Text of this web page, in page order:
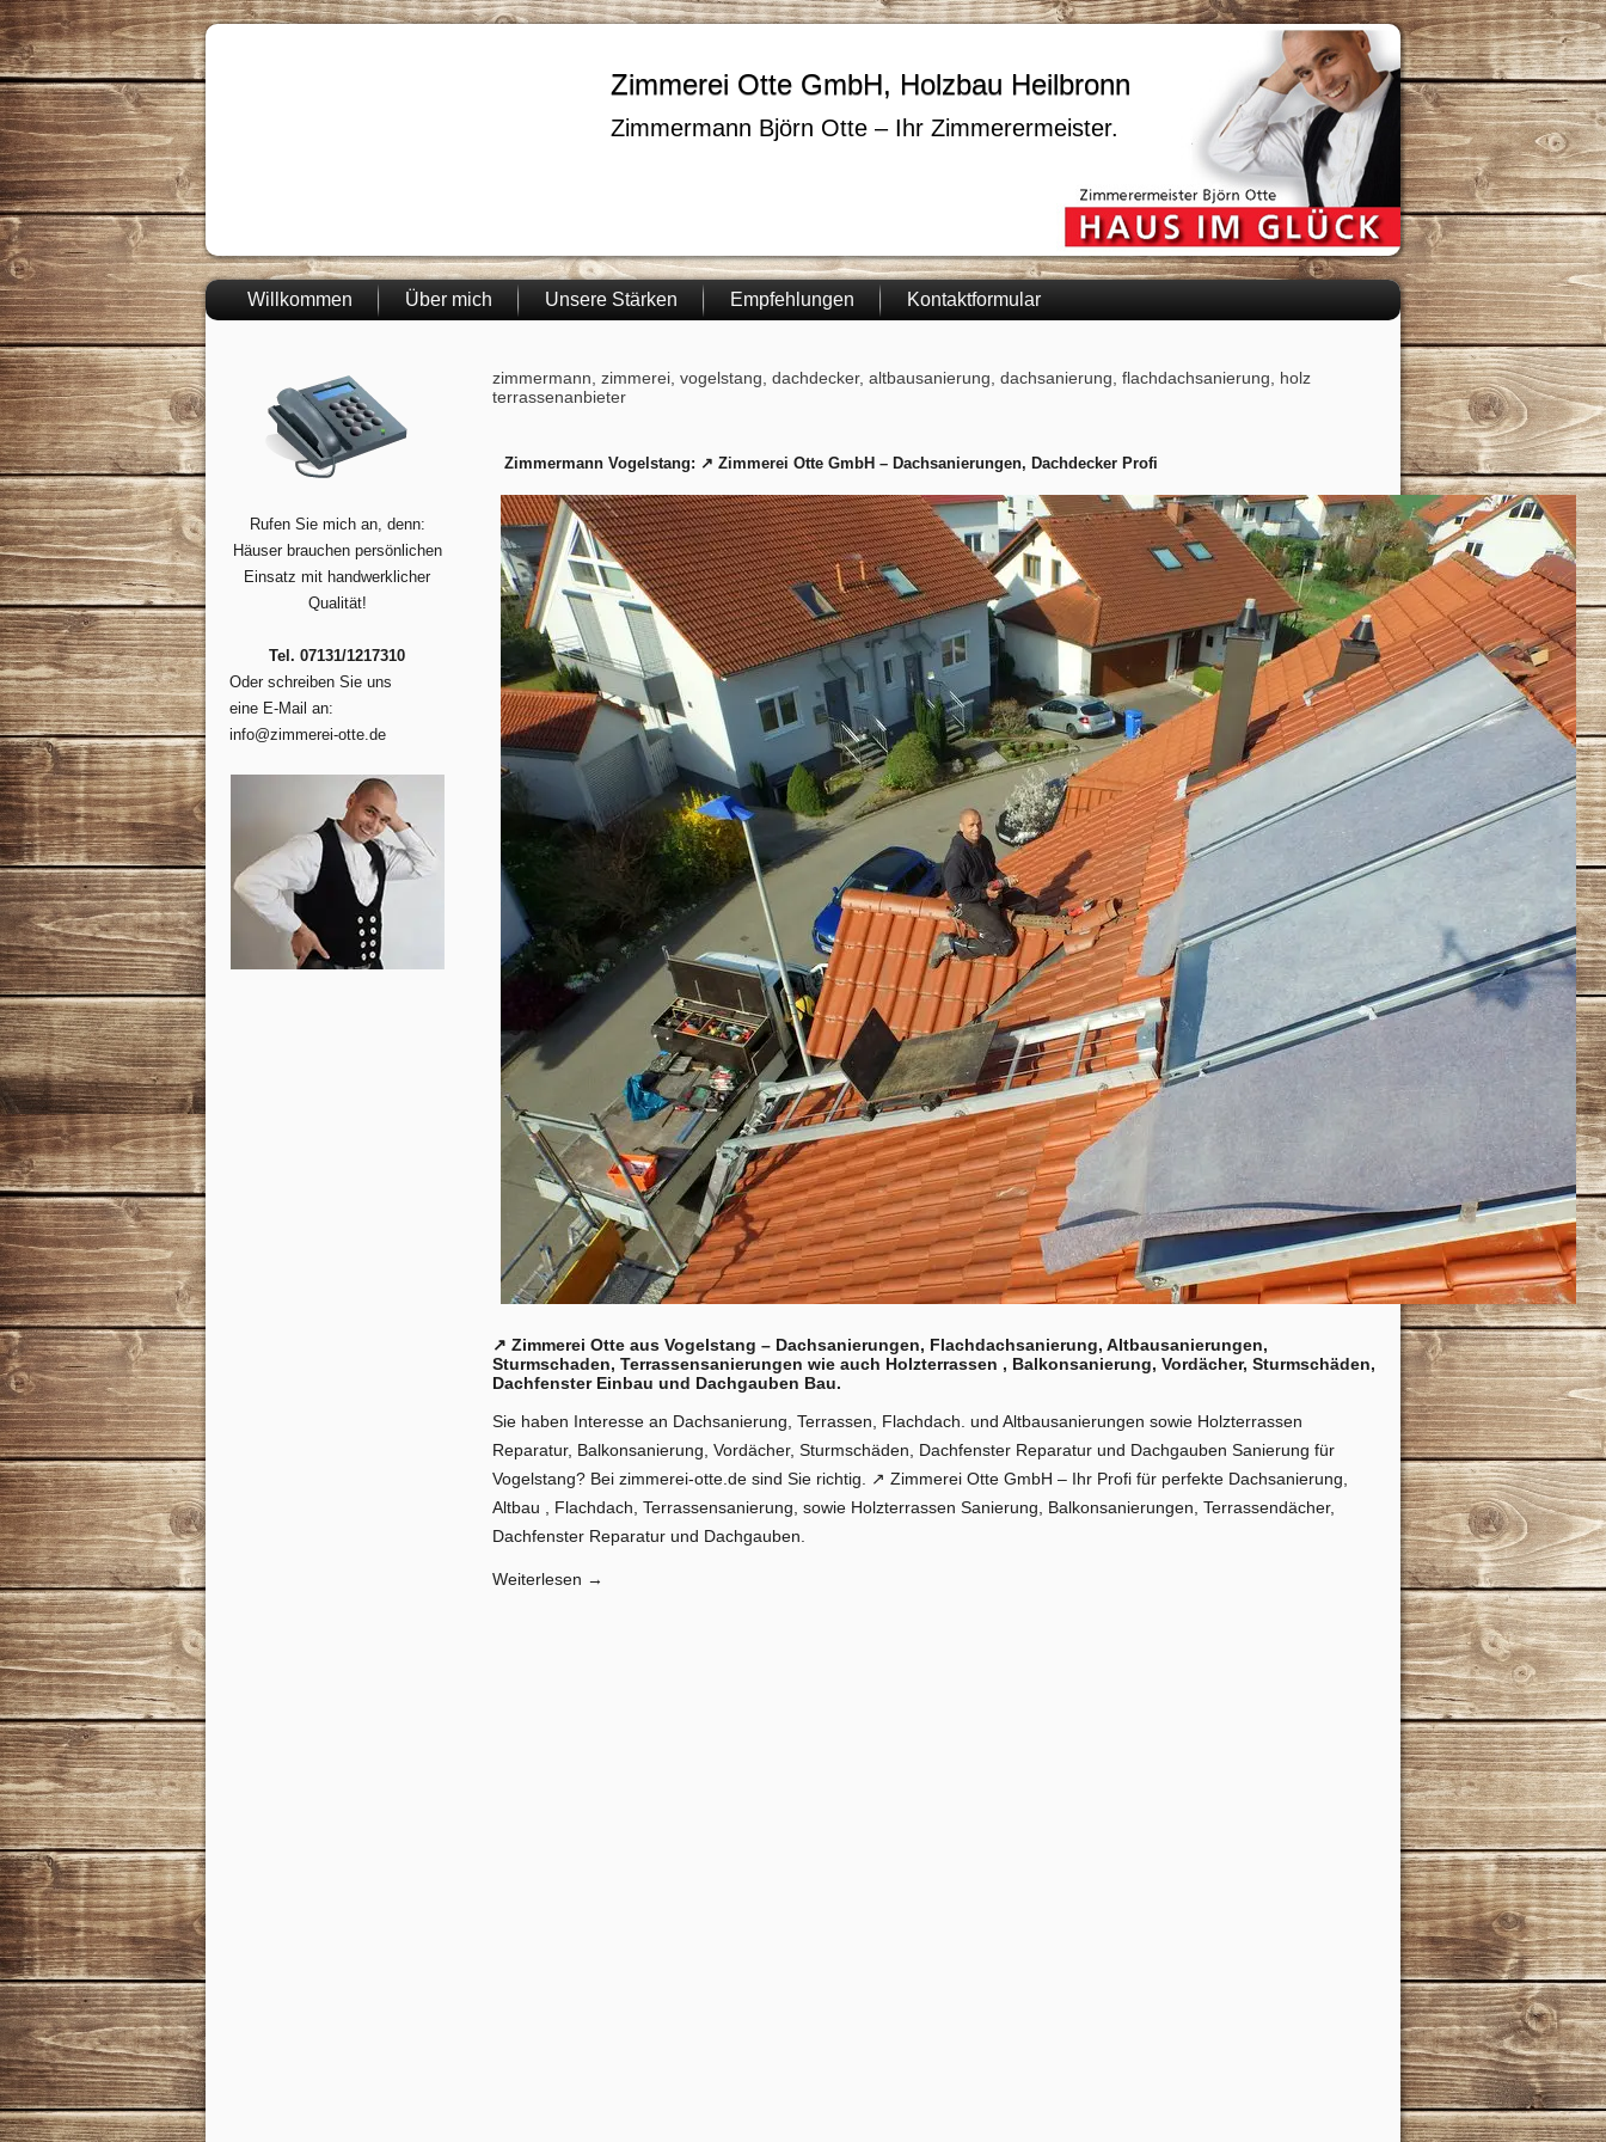
Zimmerei Otte GmbH, Holzbau Heilbronn
Zimmermann Björn Otte – Ihr Zimmerermeister.
Willkommen Über mich Unsere Stärken Empfehlungen Kontaktformular
Rufen Sie mich an, denn:
Häuser brauchen persönlichen
Einsatz mit handwerklicher
Qualität!
Tel. 07131/1217310
Oder schreiben Sie uns
eine E-Mail an:
info@zimmerei-otte.de
zimmermann, zimmerei, vogelstang, dachdecker, altbausanierung, dachsanierung, flachdachsanierung, holz
terrassenanbieter
Zimmermann Vogelstang: ↗️ Zimmerei Otte GmbH – Dachsanierungen, Dachdecker Profi
↗️ Zimmerei Otte aus Vogelstang – Dachsanierungen, Flachdachsanierung, Altbausanierungen,
Sturmschaden, Terrassensanierungen wie auch Holzterrassen , Balkonsanierung, Vordächer, Sturmschäden,
Dachfenster Einbau und Dachgauben Bau.
Sie haben Interesse an Dachsanierung, Terrassen, Flachdach. und Altbausanierungen sowie Holzterrassen
Reparatur, Balkonsanierung, Vordächer, Sturmschäden, Dachfenster Reparatur und Dachgauben Sanierung für
Vogelstang? Bei zimmerei-otte.de sind Sie richtig. ↗️ Zimmerei Otte GmbH – Ihr Profi für perfekte Dachsanierung,
Altbau , Flachdach, Terrassensanierung, sowie Holzterrassen Sanierung, Balkonsanierungen, Terrassendächer,
Dachfenster Reparatur und Dachgauben.
Weiterlesen →